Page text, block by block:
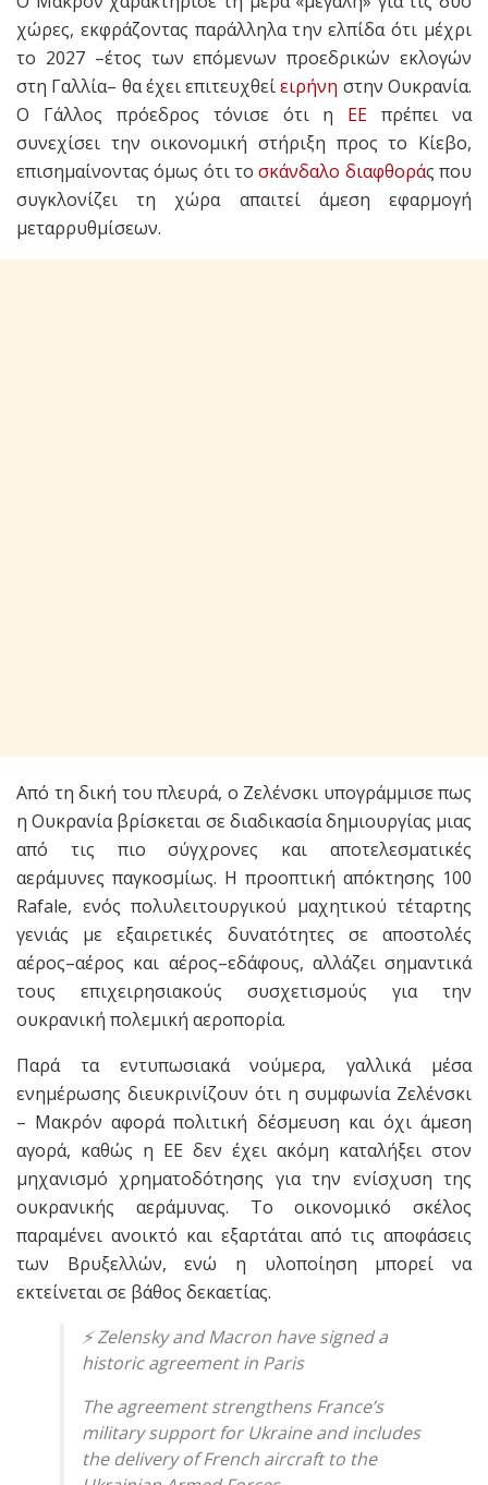
χώρες, εκφράζοντας παράλληλα την ελπίδα ότι μέχρι
το 2027 –έτος των επόμενων προεδρικών εκλογών
στη Γαλλία– θα έχει επιτευχθείειρήνη στην Ουκρανία.
Ο Γάλλος πρόεδρος τόνισε ότι η ΕΕ πρέπει να
συνεχίσει την οικονομική στήριξη προς το Κίεβο,
επισημαίνοντας όμως ότι τοσκάνδαλο διαφθοράς που
συγκλονίζει τη χώρα απαιτεί άμεση εφαρμογή
μεταρρυθμίσεων.
Από τη δική του πλευρά, ο Ζελένσκι υπογράμμισε πως
η Ουκρανία βρίσκεται σε διαδικασία δημιουργίας μιας
από τις πιο σύγχρονες και αποτελεσματικές
αεράμυνες παγκοσμίως. Η προοπτική απόκτησης 100
Rafale, ενός πολυλειτουργικού μαχητικού τέταρτης
γενιάς με εξαιρετικές δυνατότητες σε αποστολές
αέρος–αέρος και αέρος–εδάφους, αλλάζει σημαντικά
τους επιχειρησιακούς συσχετισμούς για την
ουκρανική πολεμική αεροπορία.
Παρά τα εντυπωσιακά νούμερα, γαλλικά μέσα
ενημέρωσης διευκρινίζουν ότι η συμφωνία Ζελένσκι
– Μακρόν αφορά πολιτική δέσμευση και όχι άμεση
αγορά, καθώς η ΕΕ δεν έχει ακόμη καταλήξει στον
μηχανισμό χρηματοδότησης για την ενίσχυση της
ουκρανικής αεράμυνας. Το οικονομικό σκέλος
παραμένει ανοικτό και εξαρτάται από τις αποφάσεις
των Βρυξελλών, ενώ η υλοποίηση μπορεί να
εκτείνεται σε βάθος δεκαετίας.
⚡️ Zelensky and Macron have signed a
historic agreement in Paris
The agreement strengthens France’s
military support for Ukraine and includes
the delivery of French aircraft to the